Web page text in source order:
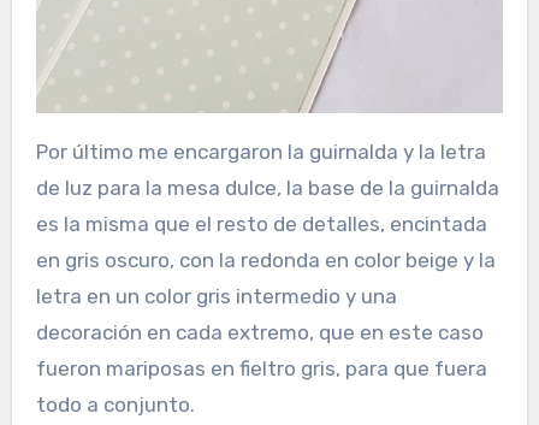
Por último me encargaron la guirnalda y la letra
de luz para la mesa dulce, la base de la guirnalda
es la misma que el resto de detalles, encintada
en gris oscuro, con la redonda en color beige y la
letra en un color gris intermedio y una
decoración en cada extremo, que en este caso
fueron mariposas en fieltro gris, para que fuera
todo a conjunto.